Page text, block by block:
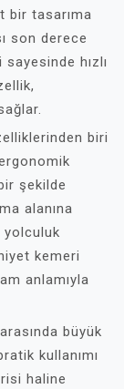
bir tasarıma
son derece
hızlı
biri
şekilde
alanına
kemeri
anlamıyla
büyük
kullanımı
haline